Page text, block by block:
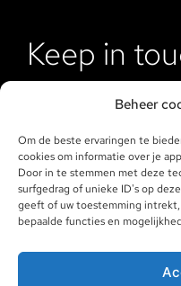
Beheer
Om de beste ervaringen te
cookies om informatie over je
Door in te stemmen met deze
surfgedrag of unieke ID's op
geeft of uw toestemming
bepaalde functies en
Keep in
Klantenservice
Algemene